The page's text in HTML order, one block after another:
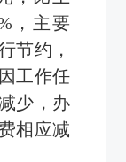
，主要
节约，
工作任
少，办
相应减